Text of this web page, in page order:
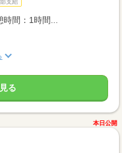
支給
間：1時間...
る
本日公開